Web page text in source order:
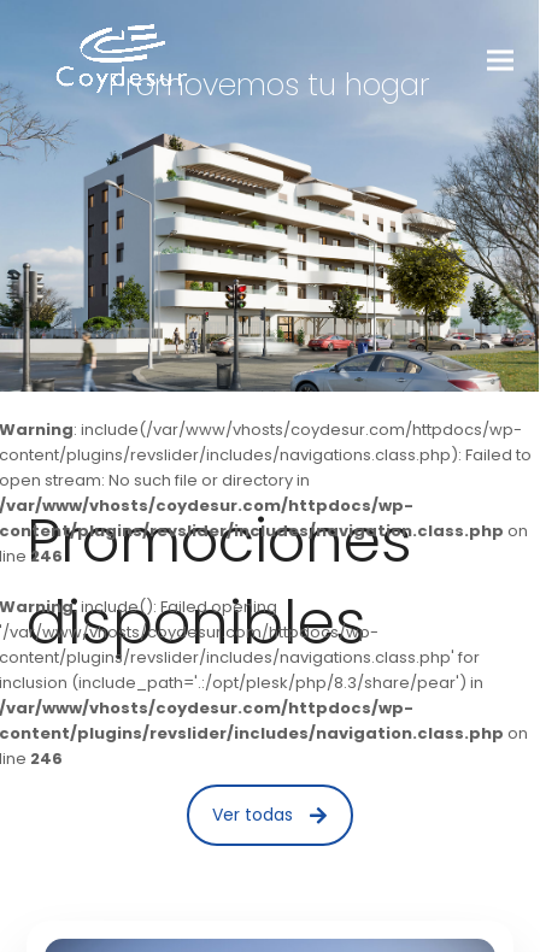
Promovemos tu hogar
Warning: include(/var/www/vhosts/coydesur.com/httpdocs/wp-
content/plugins/revslider/includes/navigations.class.php): Failed to
open stream: No such file or directory in
/var/www/vhosts/coydesur.com/httpdocs/wp-
content/plugins/revslider/includes/navigation.class.php on
line 246
Warning: include(): Failed opening
'/var/www/vhosts/coydesur.com/httpdocs/wp-
content/plugins/revslider/includes/navigations.class.php' for
inclusion (include_path='.:/opt/plesk/php/8.3/share/pear') in
/var/www/vhosts/coydesur.com/httpdocs/wp-
content/plugins/revslider/includes/navigation.class.php on
line 246
Promociones
disponibles
Ver todas